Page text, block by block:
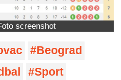
screenshot
Beograd
Sport